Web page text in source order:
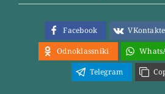
Facebook VKontakte
Odnoklassniki
Telegram